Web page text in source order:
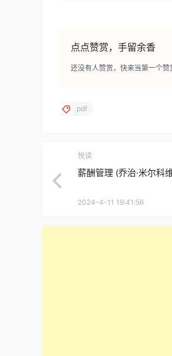
点点赞赏，手留余香
还没有人赞赏，快来当第一个赞
pdf
悦读
薪酬管理 (乔治·米尔科
2024-4-11 19:41:56